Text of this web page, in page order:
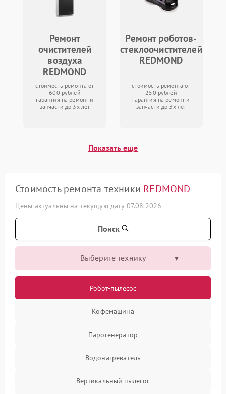
Ремонт
очистителей
воздуха
REDMOND
стоимость ремонта от
600 рублей
гарантия на ремонт и
запчасти до 3х лет
Ремонт роботов-
стеклоочистителей
REDMOND
стоимость ремонта от
250 рублей
гарантия на ремонт и
запчасти до 3х лет
Показать еще
Стоимость ремонта техники REDMOND
Цены актуальны на текущую дату 07.08.2026
Поиск
Выберите технику
Робот-пылесос
Кофемашина
Парогенератор
Водонагреватель
Вертикальный пылесос